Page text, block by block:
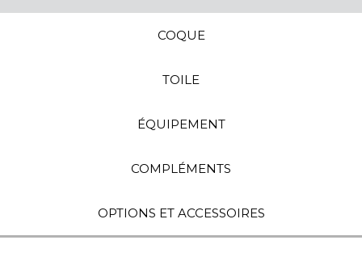
COQUE
TOILE
ÉQUIPEMENT
COMPLÉMENTS
OPTIONS ET ACCESSOIRES